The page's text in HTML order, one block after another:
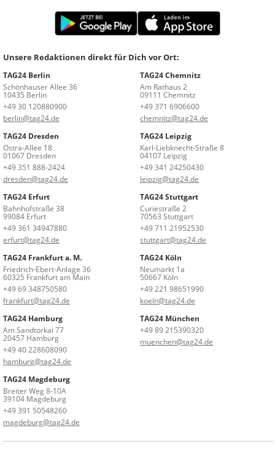
Unsere Redaktionen direkt für Dich vor Ort:
TAG24 Berlin
Schönhauser Allee 36
10435 Berlin
+49 30 120880900
berlin@tag24.de
TAG24 Chemnitz
Am Rathaus 2
09111 Chemnitz
+49 371 6906600
chemnitz@tag24.de
TAG24 Dresden
Ostra-Allee 18
01067 Dresden
+49 351 888-2424
dresden@tag24.de
TAG24 Leipzig
Karl-Liebknecht-Straße 8
04107 Leipzig
+49 341 24250430
leipzig@tag24.de
TAG24 Erfurt
Bahnhofstraße 38
99084 Erfurt
+49 361 34947880
erfurt@tag24.de
TAG24 Stuttgart
Curiestraße 2
70563 Stuttgart
+49 711 21952530
stuttgart@tag24.de
TAG24 Frankfurt a. M.
Friedrich-Ebert-Anlage 36
60325 Frankfurt am Main
+49 69 348750580
frankfurt@tag24.de
TAG24 Köln
Neumarkt 1a
50667 Köln
+49 221 98651990
koeln@tag24.de
TAG24 Hamburg
Am Sandtorkai 77
20457 Hamburg
+49 40 228608090
hamburg@tag24.de
TAG24 München
+49 89 215390320
muenchen@tag24.de
TAG24 Magdeburg
Breiter Weg 8-10A
39104 Magdeburg
+49 391 50548260
magdeburg@tag24.de